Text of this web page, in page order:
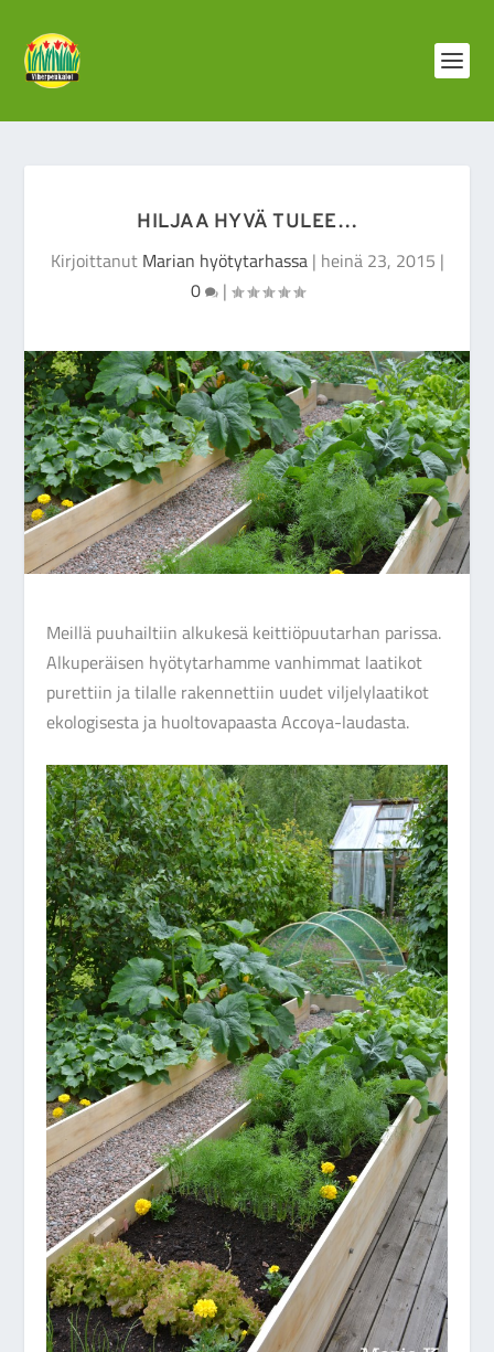
HILJAA HYVÄ TULEE…
Kirjoittanut Marian hyötytarhassa| heinä 23, 2015 |
0
|
Meillä puuhailtiin alkukesä keittiöpuutarhan parissa.
Alkuperäisen hyötytarhamme vanhimmat laatikot
purettiin ja tilalle rakennettiin uudet viljelylaatikot
ekologisesta ja huoltovapaasta Accoya-laudasta.